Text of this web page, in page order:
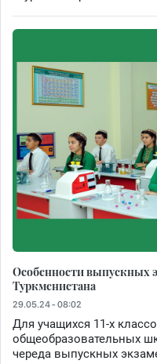
Особенности выпускных
Туркменистана
29.05.24 - 08:02
Для учащихся 11-х
общеобразовательных
череда выпускных